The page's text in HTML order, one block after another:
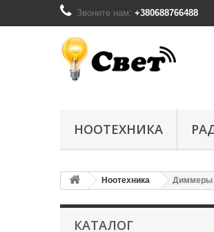
Звоните нам: +380688766488
НООТЕХНИКА
Ноотехника Диммеры
КАТАЛОГ